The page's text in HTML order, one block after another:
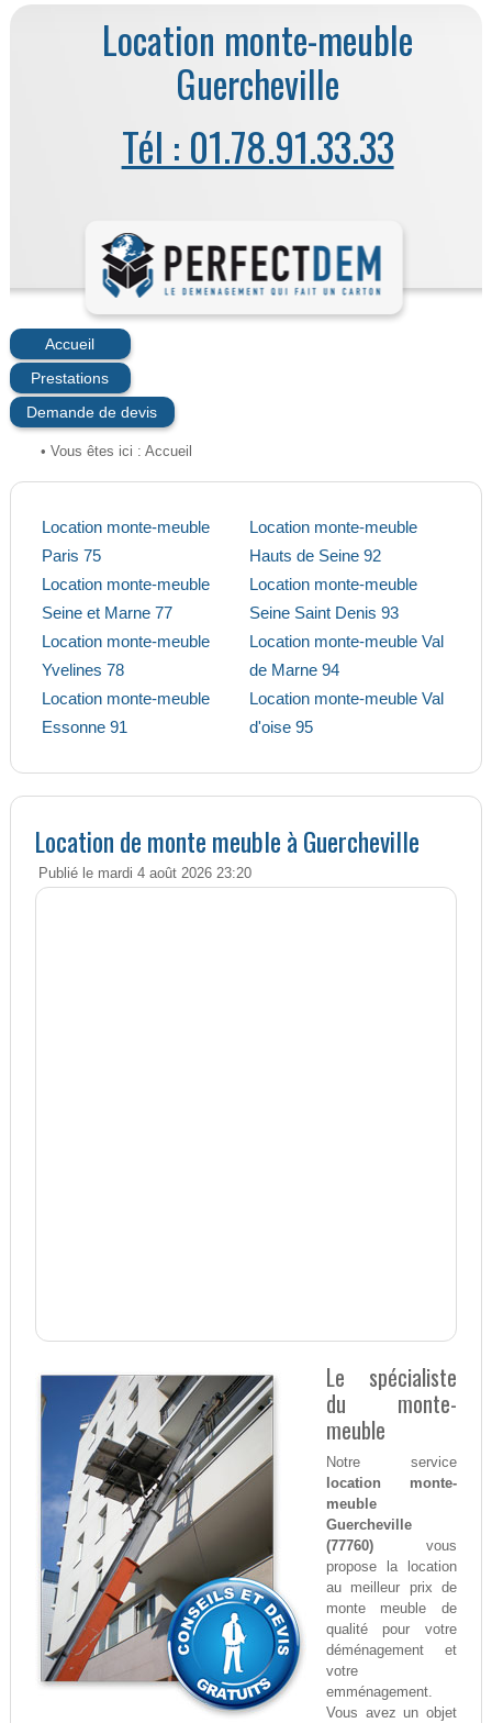
Location monte-meuble
Guercheville
Tél : 01.78.91.33.33
Accueil
Prestations
Demande de devis
• Vous êtes ici : Accueil
Location monte-meuble
Paris 75
Location monte-meuble
Seine et Marne 77
Location monte-meuble
Yvelines 78
Location monte-meuble
Essonne 91
Location monte-meuble
Hauts de Seine 92
Location monte-meuble
Seine Saint Denis 93
Location monte-meuble Val
de Marne 94
Location monte-meuble Val
d'oise 95
Location de monte meuble à Guercheville
Publié le mardi 4 août 2026 23:20
Le spécialiste
du monte-
meuble
Notre service
location monte-
meuble
Guercheville
(77760)vous
propose la location
au meilleur prix de
monte meuble de
qualité pour votre
déménagement et
votre
emménagement.
Vous avez un objet